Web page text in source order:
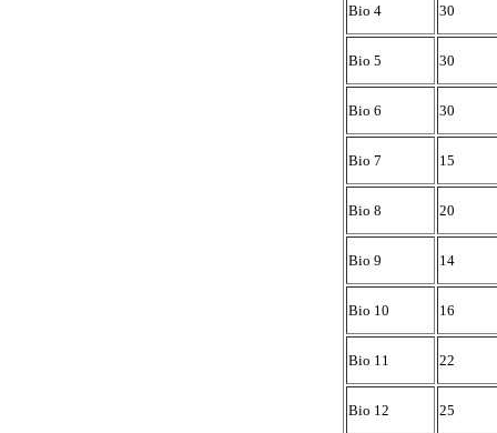
Bio 4 30
Bio 5 30
Bio 6 30
Bio 7 15
Bio 8 20
Bio 9 14
Bio 10 16
Bio 11 22
Bio 12 25